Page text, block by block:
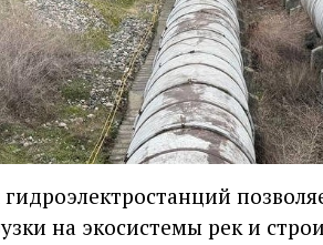
на экосистемы рек и